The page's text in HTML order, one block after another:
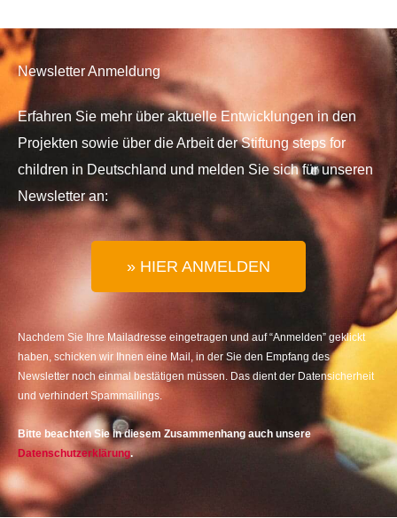
Newsletter Anmeldung
Erfahren Sie mehr über aktuelle Entwicklungen in den
Projekten sowie über die Arbeit der Stiftung steps for
children in Deutschland und melden Sie sich für unseren
Newsletter an:
» HIER ANMELDEN
Nachdem Sie Ihre Mailadresse eingetragen und auf “Anmelden” geklickt
haben, schicken wir Ihnen eine Mail, in der Sie den Empfang des
Newsletter noch einmal bestätigen müssen. Das dient der Datensicherheit
und verhindert Spammailings.
Bitte beachten Sie in diesem Zusammenhang auch unsere
Datenschutzerklärung.